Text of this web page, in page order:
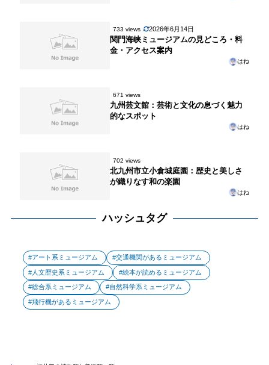
733 views 2026年6月14日
関門海峡ミュージアムの見どころ・料
金・アクセス案内
はね
671 views
九州芸文館：芸術と文化の息づく魅力
的なスポット
はね
702 views
北九州市立小倉城庭園：歴史と美しさ
が織りなす和の楽園
はね
ハッシュタグ
アート系ミュージアム 交通機関があるミュージアム
人文歴史系ミュージアム 絵本が読めるミュージアム
総合系ミュージアム 自然科学系ミュージアム
飛行機があるミュージアム